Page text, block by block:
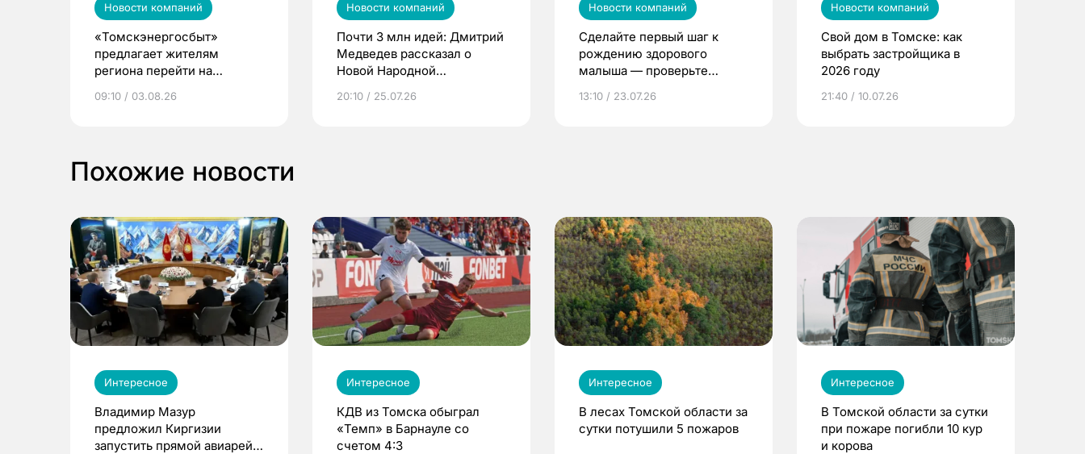
Новости компаний
«Томскэнергосбыт»
предлагает жителям
региона перейти на
выиграть призы
09:10 / 03.08.26
Новости компаний
Почти 3 млн идей: Дмитрий
Медведев рассказал о
Новой Народной
20:10 / 25.07.26
Новости компаний
Сделайте первый шаг к
рождению здорового
малыша — проверьте
по ОМС!
13:10 / 23.07.26
Новости компаний
Свой дом в Томске: как
выбрать застройщика в
2026 году
21:40 / 10.07.26
Похожие новости
Интересное
Владимир Мазур
предложил Киргизии
запустить прямой авиарейс
Интересное
КДВ из Томска обыграл
«Темп» в Барнауле со
счетом 4:3
Интересное
В лесах Томской области за
сутки потушили 5 пожаров
Интересное
В Томской области за сутки
при пожаре погибли 10 кур
и корова